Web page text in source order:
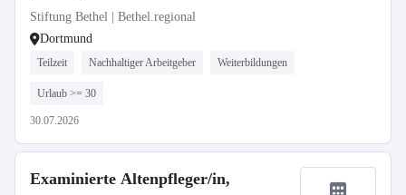
Stiftung Bethel | Bethel.regional
Dortmund
Teilzeit Nachhaltiger Arbeitgeber Weiterbildungen
Urlaub >= 30
30.07.2026
Examinierte Altenpfleger/in,